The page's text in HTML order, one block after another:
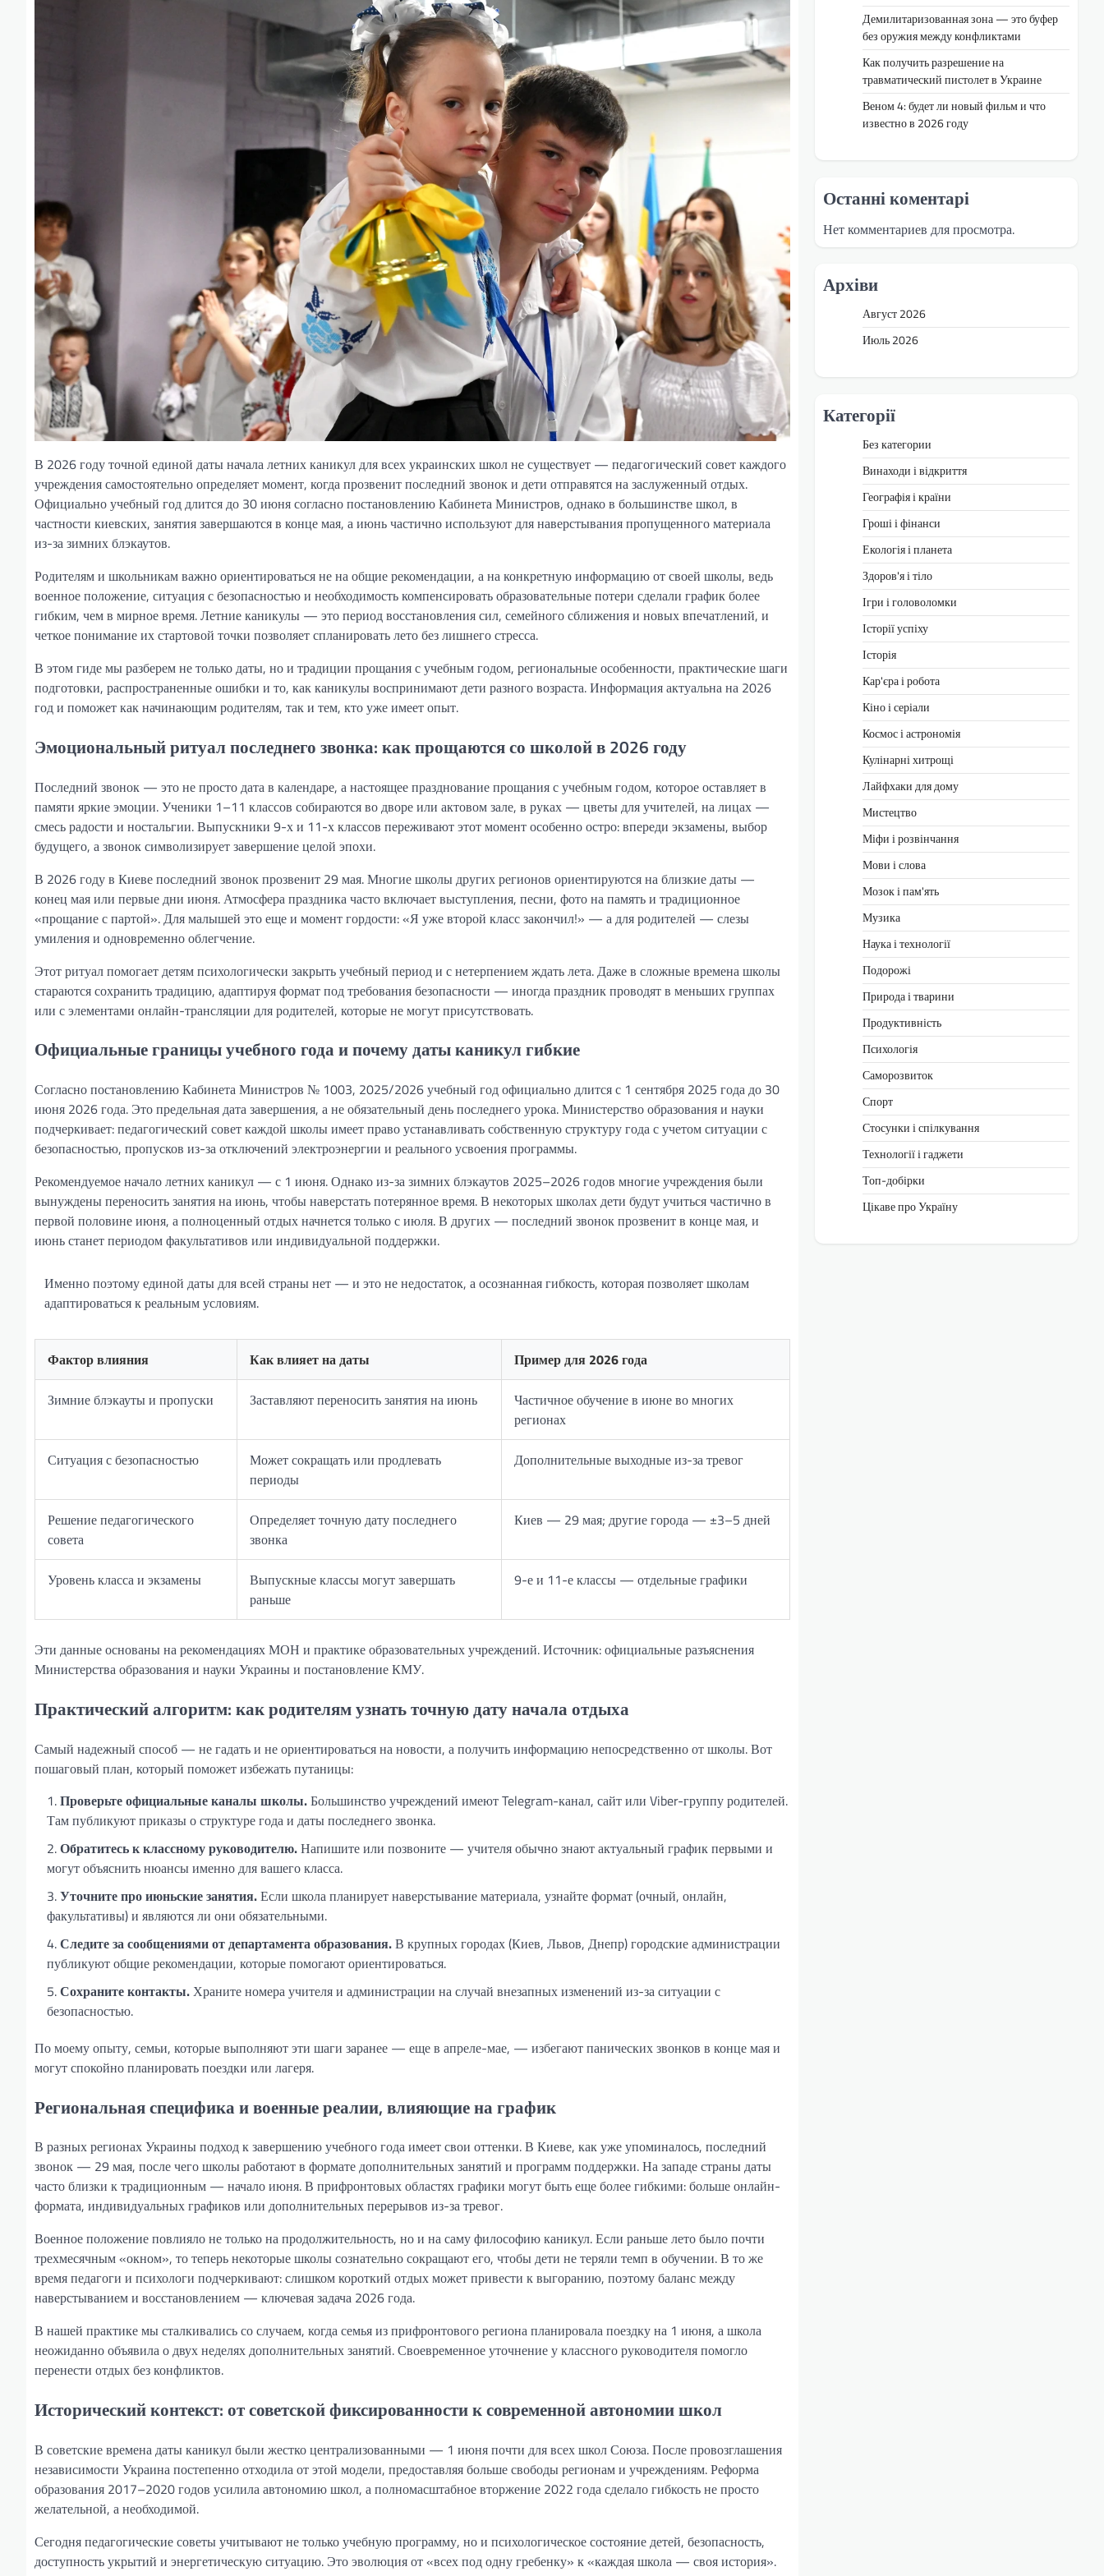
В 2026 году точной единой даты начала летних каникул для всех украинских школ не существует — педагогический совет каждого
учреждения самостоятельно определяет момент, когда прозвенит последний звонок и дети отправятся на заслуженный отдых.
Официально учебный год длится до 30 июня согласно постановлению Кабинета Министров, однако в большинстве школ, в
частности киевских, занятия завершаются в конце мая, а июнь частично используют для наверстывания пропущенного материала
из-за зимних блэкаутов.
Родителям и школьникам важно ориентироваться не на общие рекомендации, а на конкретную информацию от своей школы, ведь
военное положение, ситуация с безопасностью и необходимость компенсировать образовательные потери сделали график более
гибким, чем в мирное время. Летние каникулы — это период восстановления сил, семейного сближения и новых впечатлений, и
четкое понимание их стартовой точки позволяет спланировать лето без лишнего стресса.
В этом гиде мы разберем не только даты, но и традиции прощания с учебным годом, региональные особенности, практические шаги
подготовки, распространенные ошибки и то, как каникулы воспринимают дети разного возраста. Информация актуальна на 2026
год и поможет как начинающим родителям, так и тем, кто уже имеет опыт.
Эмоциональный ритуал последнего звонка: как прощаются со школой в 2026 году
Последний звонок — это не просто дата в календаре, а настоящее празднование прощания с учебным годом, которое оставляет в
памяти яркие эмоции. Ученики 1–11 классов собираются во дворе или актовом зале, в руках — цветы для учителей, на лицах —
смесь радости и ностальгии. Выпускники 9-х и 11-х классов переживают этот момент особенно остро: впереди экзамены, выбор
будущего, а звонок символизирует завершение целой эпохи.
В 2026 году в Киеве последний звонок прозвенит 29 мая. Многие школы других регионов ориентируются на близкие даты —
конец мая или первые дни июня. Атмосфера праздника часто включает выступления, песни, фото на память и традиционное
«прощание с партой». Для малышей это еще и момент гордости: «Я уже второй класс закончил!» — а для родителей — слезы
умиления и одновременно облегчение.
Этот ритуал помогает детям психологически закрыть учебный период и с нетерпением ждать лета. Даже в сложные времена школы
стараются сохранить традицию, адаптируя формат под требования безопасности — иногда праздник проводят в меньших группах
или с элементами онлайн-трансляции для родителей, которые не могут присутствовать.
Официальные границы учебного года и почему даты каникул гибкие
Согласно постановлению Кабинета Министров № 1003, 2025/2026 учебный год официально длится с 1 сентября 2025 года до 30
июня 2026 года. Это предельная дата завершения, а не обязательный день последнего урока. Министерство образования и науки
подчеркивает: педагогический совет каждой школы имеет право устанавливать собственную структуру года с учетом ситуации с
безопасностью, пропусков из-за отключений электроэнергии и реального усвоения программы.
Рекомендуемое начало летних каникул — с 1 июня. Однако из-за зимних блэкаутов 2025–2026 годов многие учреждения были
вынуждены переносить занятия на июнь, чтобы наверстать потерянное время. В некоторых школах дети будут учиться частично в
первой половине июня, а полноценный отдых начнется только с июля. В других — последний звонок прозвенит в конце мая, и
июнь станет периодом факультативов или индивидуальной поддержки.
Именно поэтому единой даты для всей страны нет — и это не недостаток, а осознанная гибкость, которая позволяет школам
адаптироваться к реальным условиям.
Фактор влияния Как влияет на даты Пример для 2026 года
Зимние блэкауты и пропуски Заставляют переносить занятия на июнь
Частичное обучение в июне во многих
регионах
Ситуация с безопасностью
Может сокращать или продлевать
периоды
Дополнительные выходные из-за тревог
Решение педагогического
совета
Определяет точную дату последнего
звонка
Киев — 29 мая; другие города — ±3–5 дней
Уровень класса и экзамены
Выпускные классы могут завершать
раньше
9-е и 11-е классы — отдельные графики
Эти данные основаны на рекомендациях МОН и практике образовательных учреждений. Источник: официальные разъяснения
Министерства образования и науки Украины и постановление КМУ.
Практический алгоритм: как родителям узнать точную дату начала отдыха
Самый надежный способ — не гадать и не ориентироваться на новости, а получить информацию непосредственно от школы. Вот
пошаговый план, который поможет избежать путаницы:
Проверьте официальные каналы школы.Большинство учреждений имеют Telegram-канал, сайт или Viber-группу родителей.
Там публикуют приказы о структуре года и даты последнего звонка.
Обратитесь к классному руководителю.Напишите или позвоните — учителя обычно знают актуальный график первыми и
могут объяснить нюансы именно для вашего класса.
Уточните про июньские занятия.Если школа планирует наверстывание материала, узнайте формат (очный, онлайн,
факультативы) и являются ли они обязательными.
Следите за сообщениями от департамента образования.В крупных городах (Киев, Львов, Днепр) городские администрации
публикуют общие рекомендации, которые помогают ориентироваться.
Сохраните контакты.Храните номера учителя и администрации на случай внезапных изменений из-за ситуации с
безопасностью.
По моему опыту, семьи, которые выполняют эти шаги заранее — еще в апреле-мае, — избегают панических звонков в конце мая и
могут спокойно планировать поездки или лагеря.
Региональная специфика и военные реалии, влияющие на график
В разных регионах Украины подход к завершению учебного года имеет свои оттенки. В Киеве, как уже упоминалось, последний
звонок — 29 мая, после чего школы работают в формате дополнительных занятий и программ поддержки. На западе страны даты
часто близки к традиционным — начало июня. В прифронтовых областях графики могут быть еще более гибкими: больше онлайн-
формата, индивидуальных графиков или дополнительных перерывов из-за тревог.
Военное положение повлияло не только на продолжительность, но и на саму философию каникул. Если раньше лето было почти
трехмесячным «окном», то теперь некоторые школы сознательно сокращают его, чтобы дети не теряли темп в обучении. В то же
время педагоги и психологи подчеркивают: слишком короткий отдых может привести к выгоранию, поэтому баланс между
наверстыванием и восстановлением — ключевая задача 2026 года.
В нашей практике мы сталкивались со случаем, когда семья из прифронтового региона планировала поездку на 1 июня, а школа
неожиданно объявила о двух неделях дополнительных занятий. Своевременное уточнение у классного руководителя помогло
перенести отдых без конфликтов.
Исторический контекст: от советской фиксированности к современной автономии школ
В советские времена даты каникул были жестко централизованными — 1 июня почти для всех школ Союза. После провозглашения
независимости Украина постепенно отходила от этой модели, предоставляя больше свободы регионам и учреждениям. Реформа
образования 2017–2020 годов усилила автономию школ, а полномасштабное вторжение 2022 года сделало гибкость не просто
желательной, а необходимой.
Сегодня педагогические советы учитывают не только учебную программу, но и психологическое состояние детей, безопасность,
доступность укрытий и энергетическую ситуацию. Это эволюция от «всех под одну гребенку» к «каждая школа — своя история».
Демилитаризованная зона — это буфер
без оружия между конфликтами
Как получить разрешение на
травматический пистолет в Украине
Веном 4: будет ли новый фильм и что
известно в 2026 году
Останні коментарі
Нет комментариев для просмотра.
Архіви
Август 2026
Июль 2026
Категорії
Без категории
Винаходи і відкриття
Географія і країни
Гроші і фінанси
Екологія і планета
Здоров'я і тіло
Ігри і головоломки
Історії успіху
Історія
Кар'єра і робота
Кіно і серіали
Космос і астрономія
Кулінарні хитрощі
Лайфхаки для дому
Мистецтво
Міфи і розвінчання
Мови і слова
Мозок і пам'ять
Музика
Наука і технології
Подорожі
Природа і тварини
Продуктивність
Психологія
Саморозвиток
Спорт
Стосунки і спілкування
Технології і гаджети
Топ-добірки
Цікаве про Україну